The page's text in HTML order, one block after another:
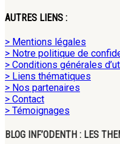
AUTRES LIENS :
> Mentions légales
> Notre politique de
> Conditions générales
> Liens thématiques
> Nos partenaires
> Contact
> Témoignages
BLOG INF’ODENTH : LES